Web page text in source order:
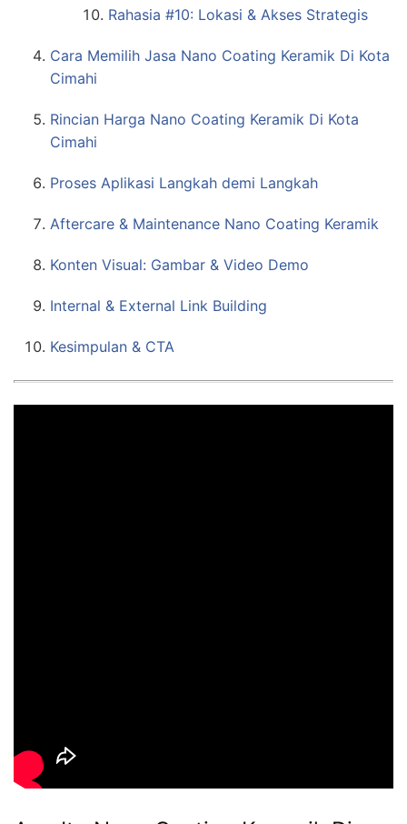
Rahasia #10: Lokasi & Akses Strategis
Cara Memilih Jasa Nano Coating Keramik Di Kota
Cimahi
Rincian Harga Nano Coating Keramik Di Kota
Cimahi
Proses Aplikasi Langkah demi Langkah
Aftercare & Maintenance Nano Coating Keramik
Konten Visual: Gambar & Video Demo
Internal & External Link Building
Kesimpulan & CTA